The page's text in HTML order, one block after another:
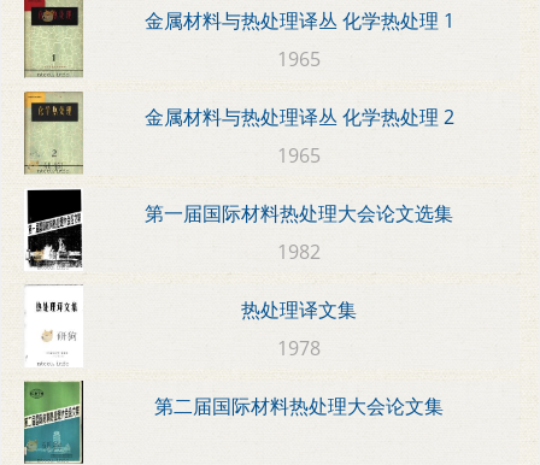
金属材料与热处理译丛 化学热处理 1
1965
金属材料与热处理译丛 化学热处理 2
1965
第一届国际材料热处理大会论文选集
1982
热处理译文集
1978
第二届国际材料热处理大会论文集